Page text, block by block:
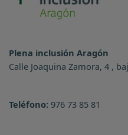
Plena inclusión Aragón
Calle Joaquina Zamora, 4 ,
Teléfono: 976 73 85 81